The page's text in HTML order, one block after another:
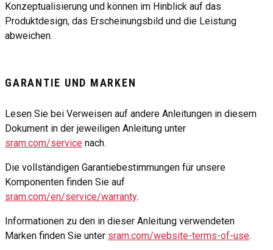
Konzeptualisierung und können im Hinblick auf das
Produktdesign, das Erscheinungsbild und die Leistung
abweichen.
GARANTIE UND MARKEN
Lesen Sie bei Verweisen auf andere Anleitungen in diesem
Dokument in der jeweiligen Anleitung unter
sram.com/service nach.
Die vollständigen Garantiebestimmungen für unsere
Komponenten finden Sie auf
sram.com/en/service/warranty.
Informationen zu den in dieser Anleitung verwendeten
Marken finden Sie unter sram.com/website-terms-of-use.